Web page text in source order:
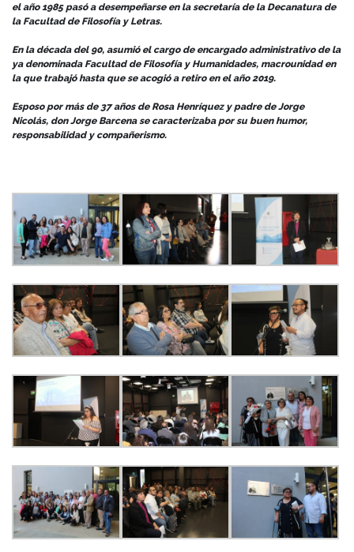
el año 1985 pasó a desempeñarse en la secretaría de la Decanatura de
la Facultad de Filosofía y Letras.
En la década del 90, asumió el cargo de encargado administrativo de la
ya denominada Facultad de Filosofía y Humanidades, macrounidad en
la que trabajó hasta que se acogió a retiro en el año 2019.
Esposo por más de 37 años de Rosa Henríquez y padre de Jorge
Nicolás, don Jorge Barcena se caracterizaba por su buen humor,
responsabilidad y compañerismo.